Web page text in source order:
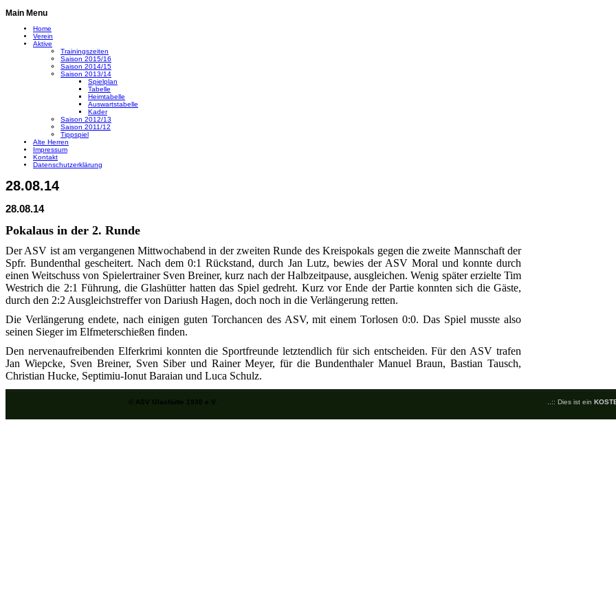
Main Menu
Home
Verein
Aktive
Trainingszeiten
Saison 2015/16
Saison 2014/15
Saison 2013/14
Spielplan
Tabelle
Heimtabelle
Auswartstabelle
Kader
Saison 2012/13
Saison 2011/12
Tippspiel
Alte Herren
Impressum
Kontakt
Datenschutzerklärung
28.08.14
28.08.14
Pokalaus in der 2. Runde
Der ASV ist am vergangenen Mittwochabend in der zweiten Runde des Kreispokals gegen die zweite Mannschaft der
Spfr. Bundenthal gescheitert. Nach dem 0:1 Rückstand, durch Jan Lutz, bewies der ASV Moral und konnte durch
einen Weitschuss von Spielertrainer Sven Breiner, kurz nach der Halbzeitpause, ausgleichen. Wenig später erzielte Tim
Westrich die 2:1 Führung, die Glashütter hatten das Spiel gedreht. Kurz vor Ende der Partie konnten sich die Gäste,
durch den 2:2 Ausgleichstreffer von Dariush Hagen, doch noch in die Verlängerung retten.
Die Verlängerung endete, nach einigen guten Torchancen des ASV, mit einem Torlosen 0:0. Das Spiel musste also
seinen Sieger im Elfmeterschießen finden.
Den nervenaufreibenden Elferkrimi konnten die Sportfreunde letztendlich für sich entscheiden. Für den ASV trafen
Jan Wiepcke, Sven Breiner, Sven Siber und Rainer Meyer, für die Bundenthaler Manuel Braun, Bastian Tausch,
Christian Hucke, Septimiu-Ionut Baraian und Luca Schulz.
© ASV Glashütte 1930 e.V. ..:: Dies ist ein